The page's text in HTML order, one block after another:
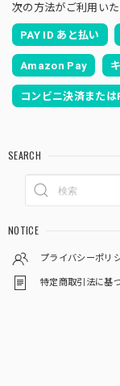
次の方法がご利用いた
PAY ID あと払い
Amazon Pay
コンビニ決済また
SEARCH
NOTICE
プライバシーポリ
特定商取引法に基